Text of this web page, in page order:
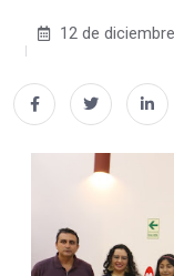
12 de